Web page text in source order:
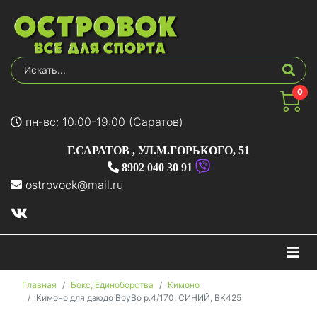
0
пн-вс: 10:00-19:00 (Саратов)
Г.САРАТОВ , УЛ.М.ГОРЬКОГО, 51
8902 040 30 91
ostrovock@mail.ru
Главная Бокс, Единоборства
Кимоно
Кимоно для дзюдо BoyBo р.4/170, СИНИЙ, BK425